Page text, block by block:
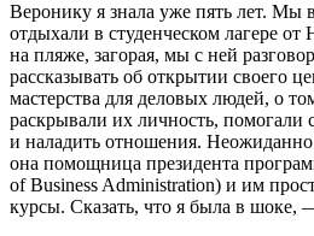
Веронику я знала уже пять лет. Мы
отдыхали в студенческом лагере
на пляже, загорая, мы с ней
рассказывать об открытии своего
мастерства для деловых людей, о
раскрывали их личность, помогали
и наладить отношения. Неожиданно
она помощница президента
of Business Administration) и им
курсы. Сказать, что я была в шоке,